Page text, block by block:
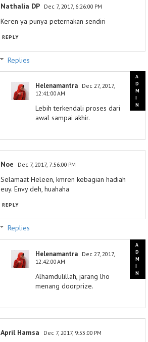
Nathalia DP Dec 7, 2017, 6:26:00 PM
Keren ya punya peternakan sendiri
REPLY
Replies
Helenamantra Dec 27, 2017,
12:41:00 AM
Lebih terkendali proses dari
awal sampai akhir.
Noe Dec 7, 2017, 7:56:00 PM
Selamaat Heleen, kmren kebagian hadiah
euy. Envy deh, huahaha
REPLY
Replies
Helenamantra Dec 27, 2017,
12:42:00 AM
Alhamdulillah, jarang lho
menang doorprize.
April Hamsa Dec 7, 2017, 9:53:00 PM